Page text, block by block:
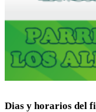
Dias y horarios del